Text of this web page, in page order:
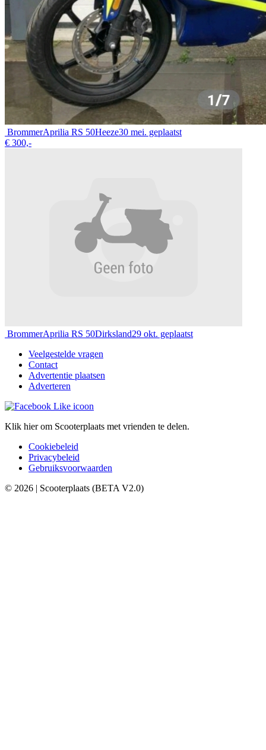
BrommerAprilia RS 50Heeze30 mei. geplaatst
€ 300,-
BrommerAprilia RS 50Dirksland29 okt. geplaatst
Veelgestelde vragen
Contact
Advertentie plaatsen
Adverteren
Klik hier om Scooterplaats met vrienden te delen.
Cookiebeleid
Privacybeleid
Gebruiksvoorwaarden
© 2026 | Scooterplaats (BETA V2.0)